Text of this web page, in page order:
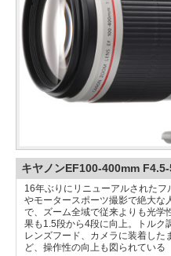
キヤノンEF100-400mm
16年ぶりにリニューアルされた
やモータースポーツ撮影で絶大な
で、ズーム全域で従来よりも光学
果も1.5段から4段に向上。トルク
レンズフード、カメラに装着した
ど、操作性の向上も図られている